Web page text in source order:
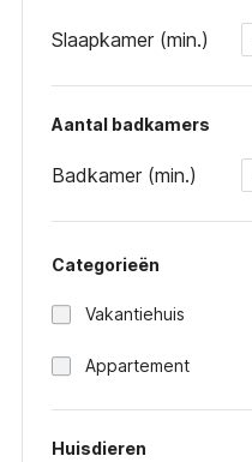
Slaapkamer (min.)
Aantal badkamers
Badkamer (min.)
Categorieën
Vakantiehuis
Appartement
Huisdieren